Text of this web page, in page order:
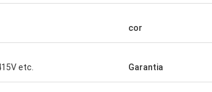
cor
etc. Garantia